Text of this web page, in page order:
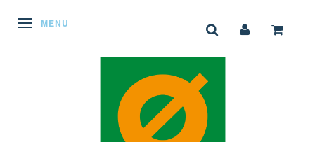
SKIFTE NAVIGATION
MENU